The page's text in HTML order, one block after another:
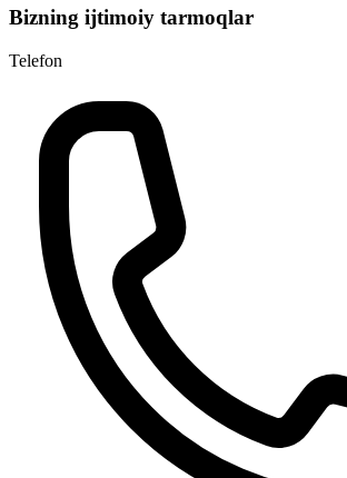
Bizning ijtimoiy tarmoqlar
Telefon